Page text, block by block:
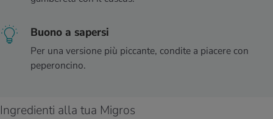
Buono a sapersi
Per una versione più piccante, condite a piacere con
peperoncino.
Ingredienti alla tua Migros